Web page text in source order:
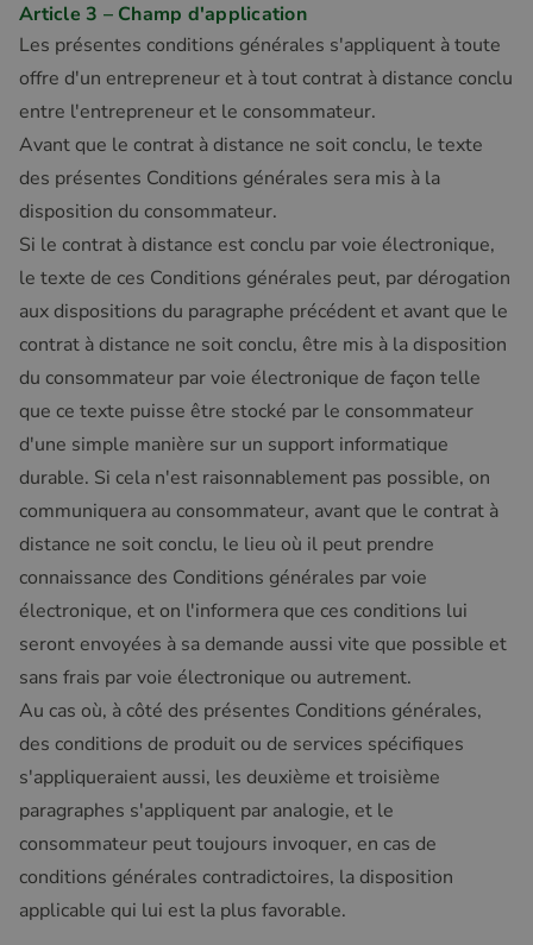
Article 3 – Champ d'application
Les présentes conditions générales s'appliquent à toute
offre d'un entrepreneur et à tout contrat à distance conclu
entre l'entrepreneur et le consommateur.
Avant que le contrat à distance ne soit conclu, le texte
des présentes Conditions générales sera mis à la
disposition du consommateur.
Si le contrat à distance est conclu par voie électronique,
le texte de ces Conditions générales peut, par dérogation
aux dispositions du paragraphe précédent et avant que le
contrat à distance ne soit conclu, être mis à la disposition
du consommateur par voie électronique de façon telle
que ce texte puisse être stocké par le consommateur
d'une simple manière sur un support informatique
durable. Si cela n'est raisonnablement pas possible, on
communiquera au consommateur, avant que le contrat à
distance ne soit conclu, le lieu où il peut prendre
connaissance des Conditions générales par voie
électronique, et on l'informera que ces conditions lui
seront envoyées à sa demande aussi vite que possible et
sans frais par voie électronique ou autrement.
Au cas où, à côté des présentes Conditions générales,
des conditions de produit ou de services spécifiques
s'appliqueraient aussi, les deuxième et troisième
paragraphes s'appliquent par analogie, et le
consommateur peut toujours invoquer, en cas de
conditions générales contradictoires, la disposition
applicable qui lui est la plus favorable.